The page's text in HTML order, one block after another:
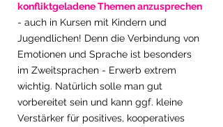
konfliktgeladene Themen anzusprechen
- auch in Kursen mit Kindern und
Jugendlichen! Denn die Verbindung von
Emotionen und Sprache ist besonders
im Zweitsprachen - Erwerb extrem
wichtig. Natürlich solle man gut
vorbereitet sein und kann ggf. kleine
Verstärker für positives, kooperatives